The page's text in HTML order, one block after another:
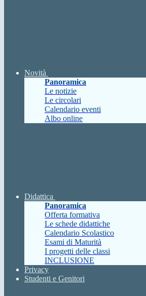
Novità
Panoramica
Le notizie
Le circolari
Calendario eventi
Albo online
Didattica
Panoramica
Offerta formativa
Le schede didattiche
Calendario Scolastico
Esami di Maturità
I progetti delle classi
INCLUSIONE
Privacy
Studenti e Genitori